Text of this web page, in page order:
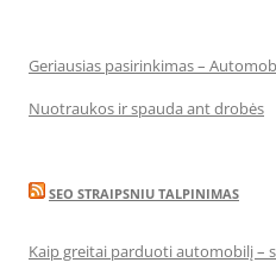
Geriausias pasirinkimas –
Nuotraukos ir spauda ant drobės
SEO STRAIPSNIU TALPINIMAS
Kaip greitai parduoti automobilį –